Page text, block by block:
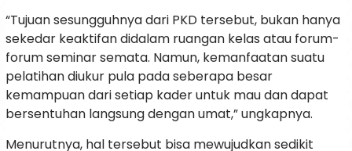
“Tujuan sesungguhnya dari PKD tersebut, bukan hanya
sekedar keaktifan didalam ruangan kelas atau forum-
forum seminar semata. Namun, kemanfaatan suatu
pelatihan diukur pula pada seberapa besar
kemampuan dari setiap kader untuk mau dan dapat
bersentuhan langsung dengan umat,” ungkapnya.
Menurutnya, hal tersebut bisa mewujudkan sedikit